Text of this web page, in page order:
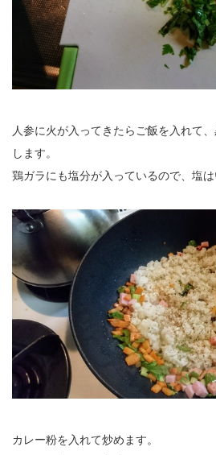
人参に火が入ってきたらご飯を入れて
します。
鶏ガラにも塩分が入っているので、塩は
カレー粉を入れて炒めます。